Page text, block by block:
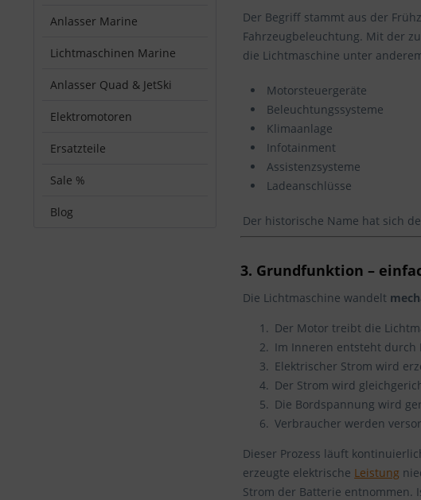
Anlasser Marine
Lichtmaschinen Marine
Anlasser Quad & JetSki
Elektromotoren
Ersatzteile
Sale %
Blog
Der Begriff stammt aus der
Fahrzeugbeleuchtung. Mit der
die Lichtmaschine unter
Motorsteuergeräte
Beleuchtungssysteme
Klimaanlage
Infotainment
Assistenzsysteme
Ladeanschlüsse
Der historische Name hat sich
3. Grundfunktion –
Die Lichtmaschine wandelt
Der Motor treibt die
Im Inneren entsteht durch
Elektrischer Strom wird
Der Strom wird
Die Bordspannung wird
Verbraucher werden
Dieser Prozess läuft
erzeugte elektrische Leistung
Strom der Batterie entnommen.